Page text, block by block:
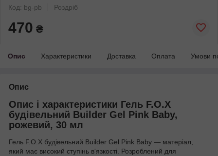
Код: bg-pb
Роздріб
470 ₴
Опис Характеристики Доставка Оплата Умови
Опис
Опис і характеристики Гель F.O.X
будівельний Builder Gel Pink Baby,
рожевий, 30 мл
Гель F.O.X будівельний Builder Gel Pink Baby — матеріал,
який має високий ступінь в'язкості. Розроблений для